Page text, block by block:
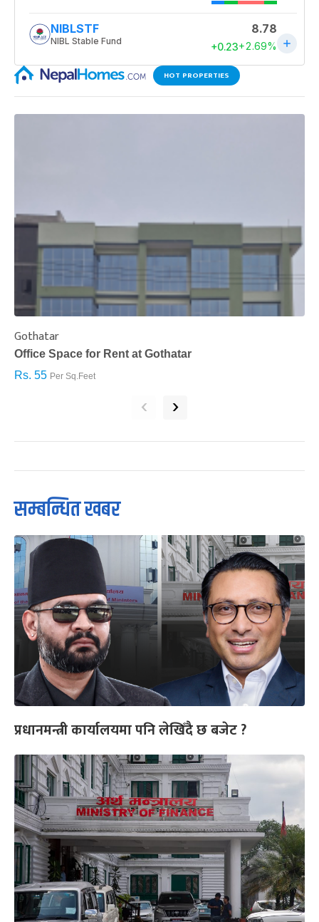
HOT PROPERTIES
Gothatar
Office Space for Rent at Gothatar
Rs. 55 Per Sq.Feet
‹ ›
सम्बन्धित खबर
प्रधानमन्त्री कार्यालयमा पनि लेखिँदै छ बजेट ?